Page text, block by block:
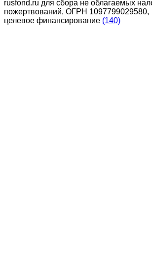
rusfond.ru для сбора не облагаемых
пожертвований, ОГРН 1097799029580,
целевое финансирование (140)